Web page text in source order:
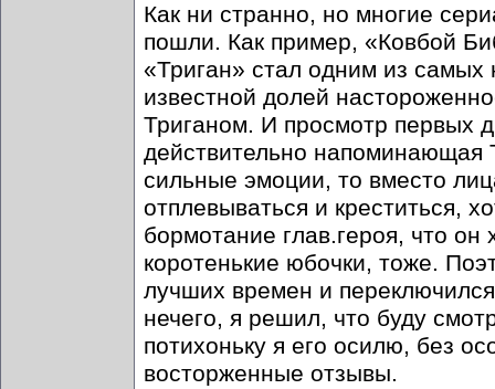
Как ни странно, но многие
пошли. Как пример, «Ковбой
«Триган» стал одним из
известной долей
Триганом. И просмотр первых
действительно напоминающая
сильные эмоции, то вместо
отплевываться и креститься,
бормотание глав.героя, что он
коротенькие юбочки, тоже.
лучших времен и
нечего, я решил, что буду
потихоньку я его осилю, без
восторженные отзывы.